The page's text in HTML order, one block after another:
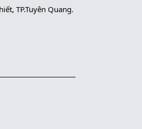
TP.Tuyên Quang.